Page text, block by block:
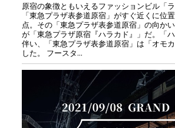
原宿の象徴ともいえるファッションビル「
「東急プラザ表参道原宿」がすぐ近くに位
点。その「東急プラザ表参道原宿」の向か
が「東急プラザ原宿『ハラカド』」だ。「
伴い、「東急プラザ表参道原宿」は「オモ
した。 フースタ...